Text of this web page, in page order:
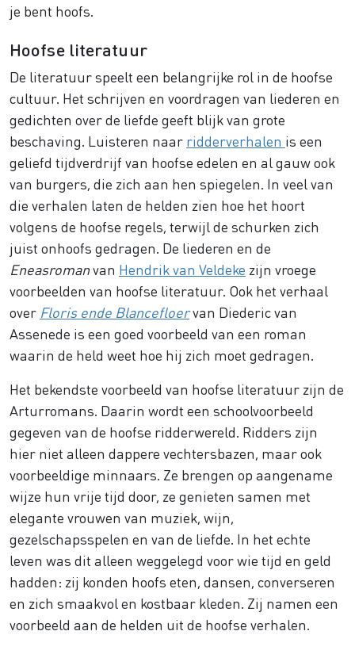
je bent hoofs.
Hoofse literatuur
De literatuur speelt een belangrijke rol in de hoofse
cultuur. Het schrijven en voordragen van liederen en
gedichten over de liefde geeft blijk van grote
beschaving. Luisteren naar ridderverhalen is een
geliefd tijdverdrijf van hoofse edelen en al gauw ook
van burgers, die zich aan hen spiegelen. In veel van
die verhalen laten de helden zien hoe het hoort
volgens de hoofse regels, terwijl de schurken zich
juist onhoofs gedragen. De liederen en de
Eneasromanvan Hendrik van Veldeke zijn vroege
voorbeelden van hoofse literatuur. Ook het verhaal
over Floris ende Blancefloervan Diederic van
Assenede is een goed voorbeeld van een roman
waarin de held weet hoe hij zich moet gedragen.
Het bekendste voorbeeld van hoofse literatuur zijn de
Arturromans. Daarin wordt een schoolvoorbeeld
gegeven van de hoofse ridderwereld. Ridders zijn
hier niet alleen dappere vechtersbazen, maar ook
voorbeeldige minnaars. Ze brengen op aangename
wijze hun vrije tijd door, ze genieten samen met
elegante vrouwen van muziek, wijn,
gezelschapsspelen en van de liefde. In het echte
leven was dit alleen weggelegd voor wie tijd en geld
hadden: zij konden hoofs eten, dansen, converseren
en zich smaakvol en kostbaar kleden. Zij namen een
voorbeeld aan de helden uit de hoofse verhalen.